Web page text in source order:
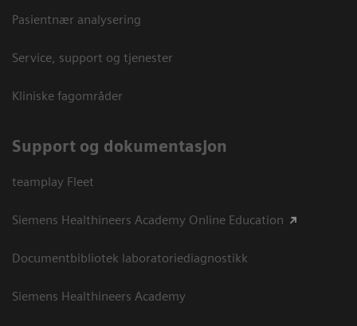
Pasientnær analysering
Service, support og tjenester
Kliniske fagområder
Support og dokumentasjon
teamplay Fleet
Siemens Healthineers Academy Online Education
Documentbibliotek laboratoriediagnostikk
Siemens Healthineers Academy